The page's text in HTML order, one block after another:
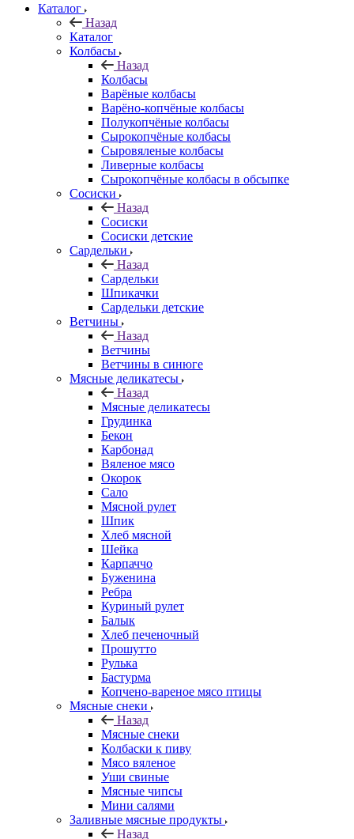
Каталог
Назад
Каталог
Колбасы
Назад
Колбасы
Варёные колбасы
Варёно-копчёные колбасы
Полукопчёные колбасы
Сырокопчёные колбасы
Сыровяленые колбасы
Ливерные колбасы
Сырокопчёные колбасы в обсыпке
Сосиски
Назад
Сосиски
Сосиски детские
Сардельки
Назад
Сардельки
Шпикачки
Сардельки детские
Ветчины
Назад
Ветчины
Ветчины в синюге
Мясные деликатесы
Назад
Мясные деликатесы
Грудинка
Бекон
Карбонад
Вяленое мясо
Окорок
Сало
Мясной рулет
Шпик
Хлеб мясной
Шейка
Карпаччо
Буженина
Ребра
Куриный рулет
Балык
Хлеб печеночный
Прошутто
Рулька
Бастурма
Копчено-вареное мясо птицы
Мясные снеки
Назад
Мясные снеки
Колбаски к пиву
Мясо вяленое
Уши свиные
Мясные чипсы
Мини салями
Заливные мясные продукты
Назад